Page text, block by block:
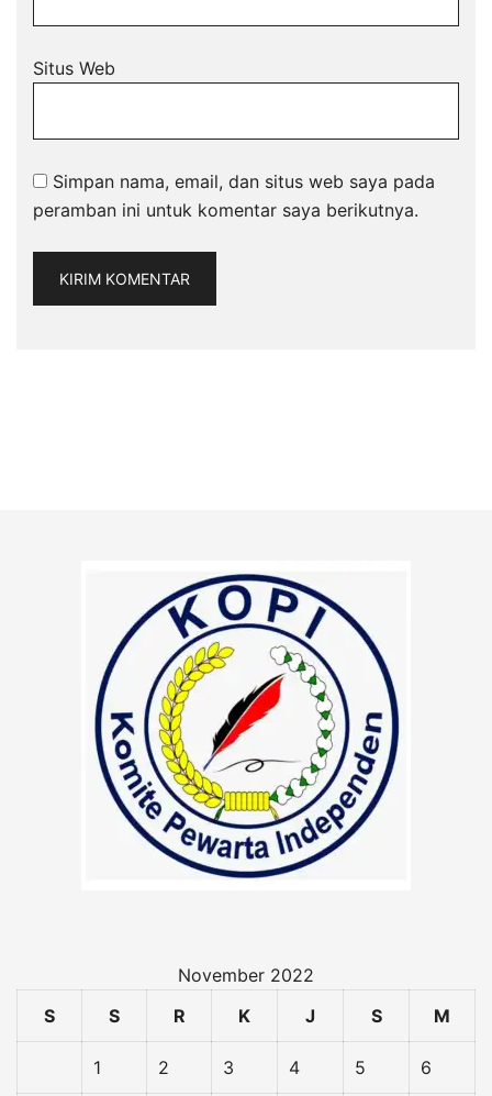
Situs Web
Simpan nama, email, dan situs web saya pada
peramban ini untuk komentar saya berikutnya.
November 2022
S
S R K J S M
1 2 3 4 5 6